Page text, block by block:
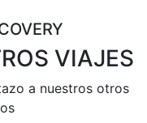
VIAJES
a nuestros otros